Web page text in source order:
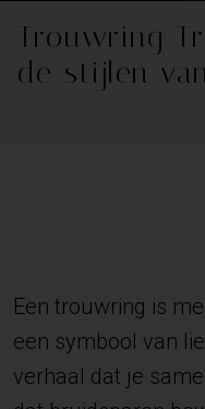
Trouwring
de stijlen
Een trouwring is
een symbool van
verhaal dat je